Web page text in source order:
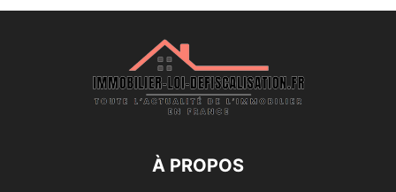
À PROPOS